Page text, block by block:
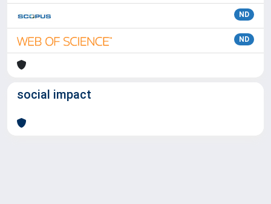
ND
ND
social impact